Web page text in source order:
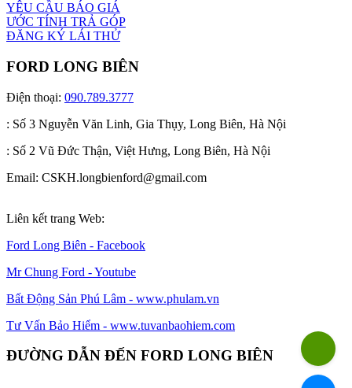
YÊU CẦU BÁO GIÁ
ƯỚC TÍNH TRẢ GÓP
ĐĂNG KÝ LÁI THỬ
FORD LONG BIÊN
Điện thoại: 090.789.3777
: Số 3 Nguyễn Văn Linh, Gia Thụy, Long Biên, Hà Nội
: Số 2 Vũ Đức Thận, Việt Hưng, Long Biên, Hà Nội
Email: CSKH.longbienford@gmail.com
Liên kết trang Web:
Ford Long Biên - Facebook
Mr Chung Ford - Youtube
Bất Động Sản Phú Lâm - www.phulam.vn
Tư Vấn Bảo Hiểm - www.tuvanbaohiem.com
ĐƯỜNG DẪN ĐẾN FORD LONG BIÊN